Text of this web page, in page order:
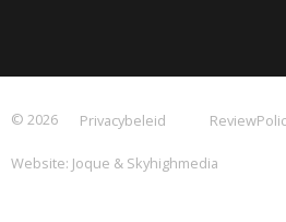
© 2026 Privacybeleid
Website: Joque & Skyhighmedia